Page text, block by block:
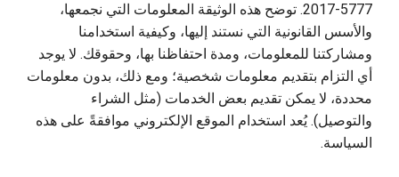
5777-2017. توضح هذه الوثيقة المعلومات التي نجمعها،
والأسس القانونية التي نستند إليها، وكيفية استخدامنا
ومشاركتنا للمعلومات، ومدة احتفاظنا بها، وحقوقك. لا يوجد
أي التزام بتقديم معلومات شخصية؛ ومع ذلك، بدون معلومات
محددة، لا يمكن تقديم بعض الخدمات (مثل الشراء
والتوصيل). يُعد استخدام الموقع الإلكتروني موافقةً على هذه
السياسة.